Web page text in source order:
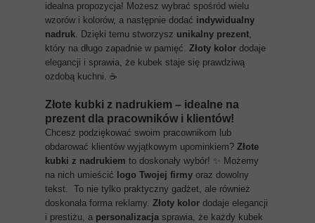
idealna propozycja! Możesz wybrać spośród wielu
wzorów i kolorów, a następnie dodać indywidualny
nadruk. Dzięki temu stworzysz unikalny prezent,
który na długo zapadnie w pamięć. Złoty kolor dodaje
elegancji i sprawia, że kubek staje się prawdziwą
ozdobą kuchni. ☕
Złote kubki z nadrukiem – idealne na
prezent dla pracowników i klientów!
Chcesz podziękować swoim pracownikom lub
obdarować klientów wyjątkowym upominkiem? Złote
kubki z nadrukiem to doskonały wybór! ✨ Możemy
na nich umieścić logo Twojej firmy oraz dowolny
tekst. ️ To nie tylko praktyczny gadżet, ale również
doskonała forma reklamy. Złoty kolor dodaje elegancji
i prestiżu, a personalizacja sprawia, że każdy kubek